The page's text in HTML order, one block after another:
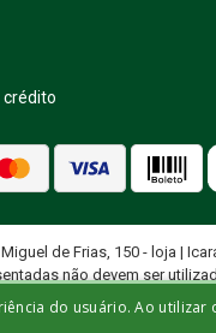
crédito
de Frias, 150 - loja |
não devem ser
qualificado
do usuário. Ao